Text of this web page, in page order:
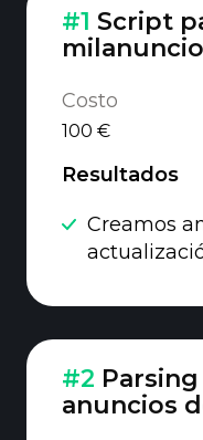
#1 Script
Costo
100 €
Resultados
Creamos
#2
anuncios